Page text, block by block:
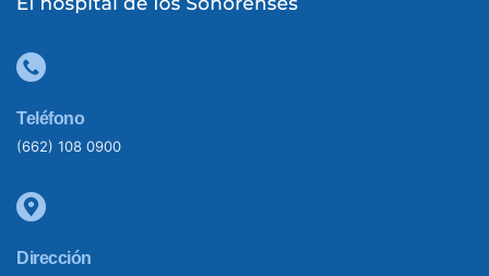
Teléfono
(662) 108 0900
Dirección